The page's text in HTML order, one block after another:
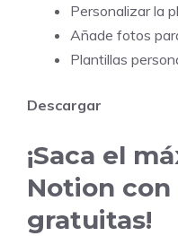
Personalizar la
Añade fotos
Plantillas
Descargar
¡Saca el
Notion
gratuitas!